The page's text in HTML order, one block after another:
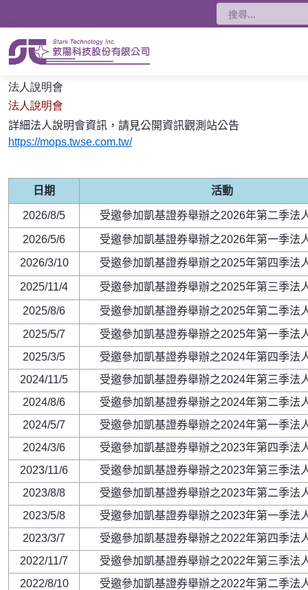
搜尋
法人說明會
法人說明會
詳細法人說明會資訊，請見公開資訊觀測站公告
https://mops.twse.com.tw/
日期 活動
2026/8/5 受邀參加凱基證券舉辦之2026年第二季法
2026/5/6
受邀參加凱基證券舉辦之2026年第一季法
2026/3/10
受邀參加凱基證券舉辦之2025年第四季法
2025/11/4 受邀參加凱基證券舉辦之2025年第三季法
2025/8/6
受邀參加凱基證券舉辦之2025年第二季法
2025/5/7
受邀參加凱基證券舉辦之2025年第一季法
2025/3/5
受邀參加凱基證券舉辦之2024年第四季法
2024/11/5
受邀參加凱基證券舉辦之2024年第三季法
2024/8/6
受邀參加凱基證券舉辦之2024年第二季法
2024/5/7
受邀參加凱基證券舉辦之2024年第一季法
2024/3/6
受邀參加凱基證券舉辦之2023年第四季法
2023/11/6
受邀參加凱基證券舉辦之2023年第三季法
2023/8/8
受邀參加凱基證券舉辦之2023年第二季法
2023/5/8
受邀參加凱基證券舉辦之2023年第一季法
2023/3/7
受邀參加凱基證券舉辦之2022年第四季法
2022/11/7
受邀參加凱基證券舉辦之2022年第三季法
2022/8/10
受邀參加凱基證券舉辦之2022年第二季法